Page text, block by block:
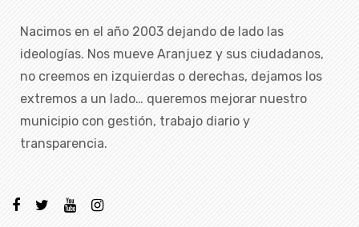
Nacimos en el año 2003 dejando de lado las
ideologías. Nos mueve Aranjuez y sus ciudadanos,
no creemos en izquierdas o derechas, dejamos los
extremos a un lado… queremos mejorar nuestro
municipio con gestión, trabajo diario y
transparencia.